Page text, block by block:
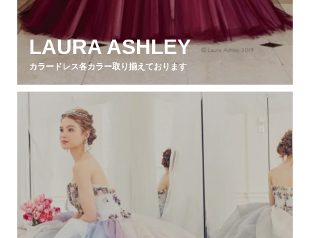
LAURA ASHLEY
カラードレス各カラー取り揃えております